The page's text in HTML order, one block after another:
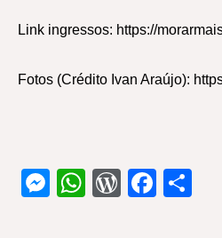
Link ingressos: https://
Fotos (Crédito Ivan Araújo):
Messenger
WhatsApp